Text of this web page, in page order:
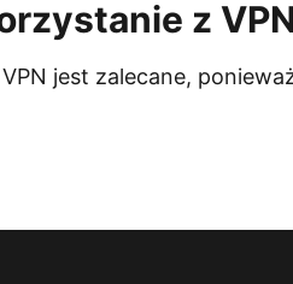
z
jest zalecane,